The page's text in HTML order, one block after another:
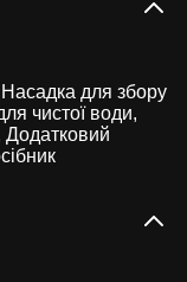
для збору
чистої води,
Додатковий